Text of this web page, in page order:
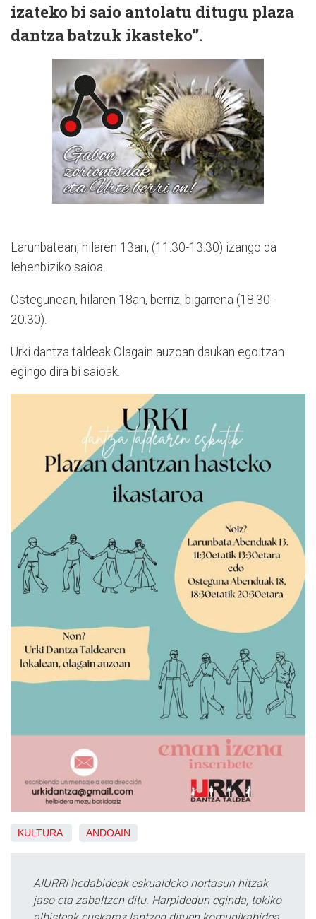
izateko bi saio antolatu ditugu plaza
dantza batzuk ikasteko”.
Larunbatean, hilaren 13an, (11:30-13:30) izango da
lehenbiziko saioa.
Ostegunean, hilaren 18an, berriz, bigarrena (18:30-
20:30).
Urki dantza taldeak Olagain auzoan daukan egoitzan
egingo dira bi saioak.
KULTURA ANDOAIN
AIURRI hedabideak eskualdeko nortasun hitzak
jaso eta zabaltzen ditu. Harpidedun eginda, tokiko